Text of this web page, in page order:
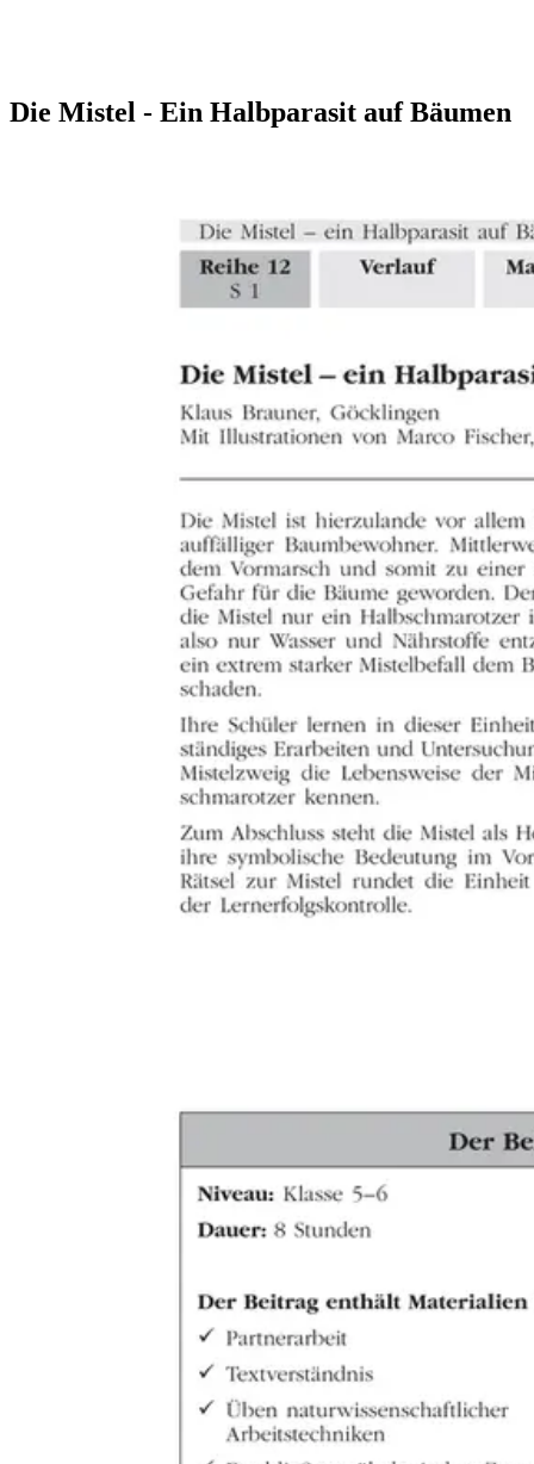
Die Mistel - Ein Halbparasit auf Bäumen